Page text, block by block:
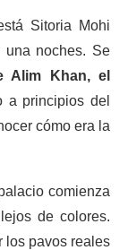
Sitoria Mohi
noches. Se
Alim Khan, el
a principios del
cómo era la
comienza
de colores.
los pavos reales